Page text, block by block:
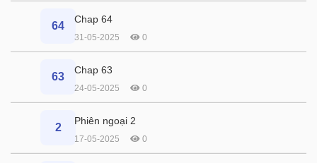
64
Chap 64
31-05-2025 0
63
Chap 63
24-05-2025 0
2
Phiên ngoại 2
17-05-2025 0